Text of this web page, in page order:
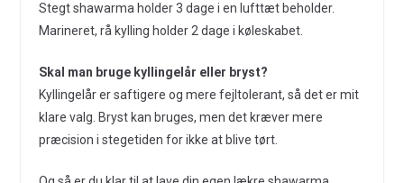
Stegt shawarma holder 3 dage i en lufttæt beholder.
Marineret, rå kylling holder 2 dage i køleskabet.
Skal man bruge kyllingelår eller bryst?
Kyllingelår er saftigere og mere fejltolerant, så det er mit
klare valg. Bryst kan bruges, men det kræver mere
præcision i stegetiden for ikke at blive tørt.